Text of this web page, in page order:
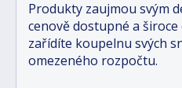
Produkty zaujmou svým
cenově dostupné a široce
zařídíte koupelnu svých
omezeného rozpočtu.